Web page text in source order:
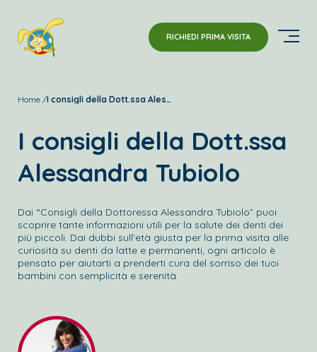
RICHIEDI PRIMA VISITA
Home I consigli della Dott.ssa Alessandra Tubiolo
I consigli della Dott.ssa
Alessandra Tubiolo
Dai “Consigli della Dottoressa Alessandra Tubiolo” puoi
scoprire tante informazioni utili per la salute dei denti dei
più piccoli. Dai dubbi sull’età giusta per la prima visita alle
curiosità su denti da latte e permanenti, ogni articolo è
pensato per aiutarti a prenderti cura del sorriso dei tuoi
bambini con semplicità e serenità.